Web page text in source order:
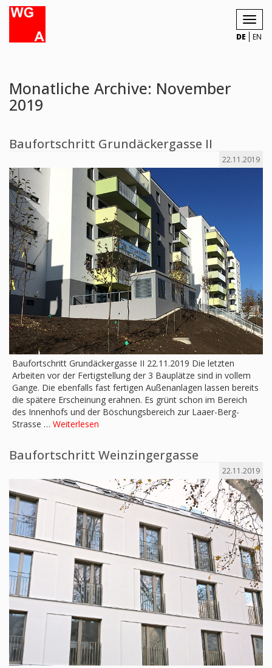
DE EN
Monatliche Archive: November
2019
Baufortschritt Grundäckergasse II
22.11.2019
Baufortschritt Grundäckergasse II 22.11.2019 Die letzten
Arbeiten vor der Fertigstellung der 3 Bauplätze sind in vollem
Gange. Die ebenfalls fast fertigen Außenanlagen lassen bereits
die spätere Erscheinung erahnen. Es grünt schon im Bereich
des Innenhofs und der Böschungsbereich zur Laaer-Berg-
Strasse … Weiterlesen
Baufortschritt Weinzingergasse
22.11.2019